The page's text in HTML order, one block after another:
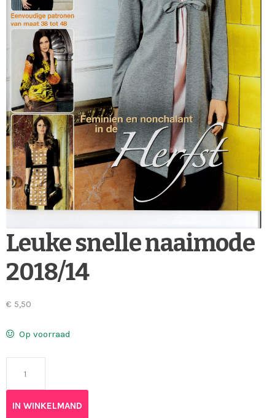
Leuke snelle naaimode
2018/14
€ 5,50
Op voorraad
IN WINKELMAND